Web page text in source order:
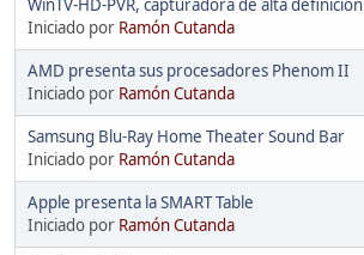
WinTV-HD-PVR, capturadora de alta definición
Iniciado por Ramón Cutanda
AMD presenta sus procesadores Phenom II
Iniciado por Ramón Cutanda
Samsung Blu-Ray Home Theater Sound Bar
Iniciado por Ramón Cutanda
Apple presenta la SMART Table
Iniciado por Ramón Cutanda